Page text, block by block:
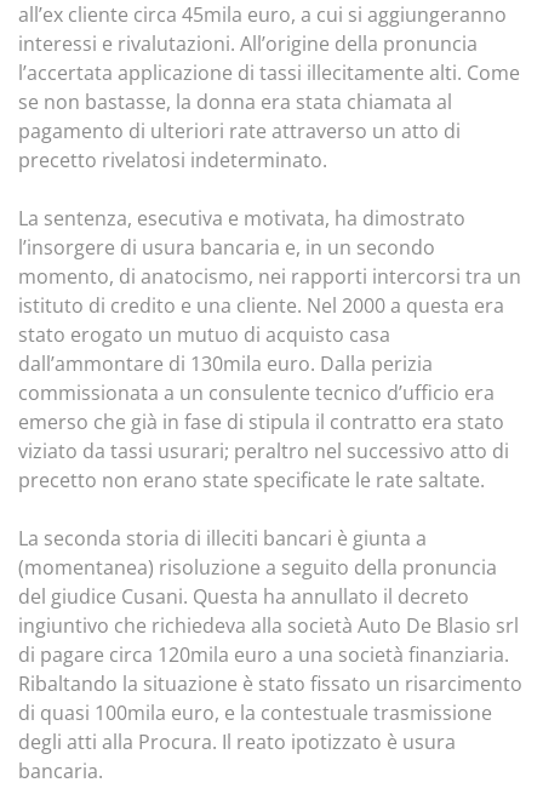
all’ex cliente circa 45mila euro, a cui si aggiungeranno
interessi e rivalutazioni. All’origine della pronuncia
l’accertata applicazione di tassi illecitamente alti. Come
se non bastasse, la donna era stata chiamata al
pagamento di ulteriori rate attraverso un atto di
precetto rivelatosi indeterminato.
La sentenza, esecutiva e motivata, ha dimostrato
l’insorgere di usura bancaria e, in un secondo
momento, di anatocismo, nei rapporti intercorsi tra un
istituto di credito e una cliente. Nel 2000 a questa era
stato erogato un mutuo di acquisto casa
dall’ammontare di 130mila euro. Dalla perizia
commissionata a un consulente tecnico d’ufficio era
emerso che già in fase di stipula il contratto era stato
viziato da tassi usurari; peraltro nel successivo atto di
precetto non erano state specificate le rate saltate.
La seconda storia di illeciti bancari è giunta a
(momentanea) risoluzione a seguito della pronuncia
del giudice Cusani. Questa ha annullato il decreto
ingiuntivo che richiedeva alla società Auto De Blasio srl
di pagare circa 120mila euro a una società finanziaria.
Ribaltando la situazione è stato fissato un risarcimento
di quasi 100mila euro, e la contestuale trasmissione
degli atti alla Procura. Il reato ipotizzato è usura
bancaria.